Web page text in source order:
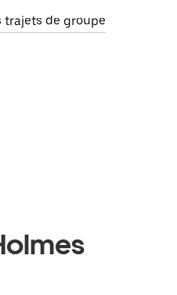
trajets de groupe